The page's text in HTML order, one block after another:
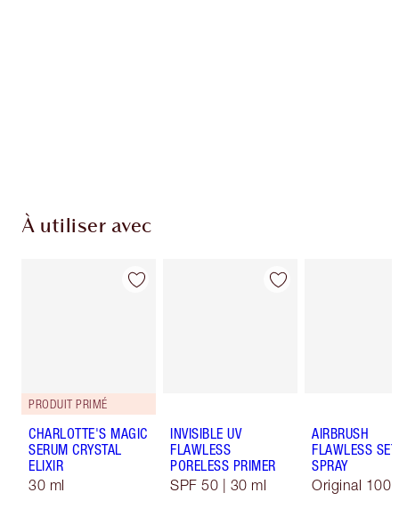
À utiliser avec
PRODUIT PRIMÉ
CHARLOTTE'S MAGIC
SERUM CRYSTAL
ELIXIR
30 ml
INVISIBLE UV
FLAWLESS
PORELESS PRIMER
SPF 50 | 30 ml
AIRBRUSH
FLAWLESS
SPRAY
Original 100